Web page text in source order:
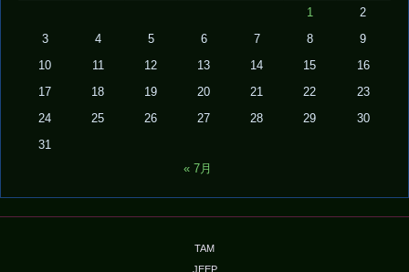
1 2
3 4 5 6 7 8 9
10 11 12 13 14 15 16
17 18 19 20 21 22 23
24 25 26 27 28 29 30
31
« 7月
TAM
JEEP